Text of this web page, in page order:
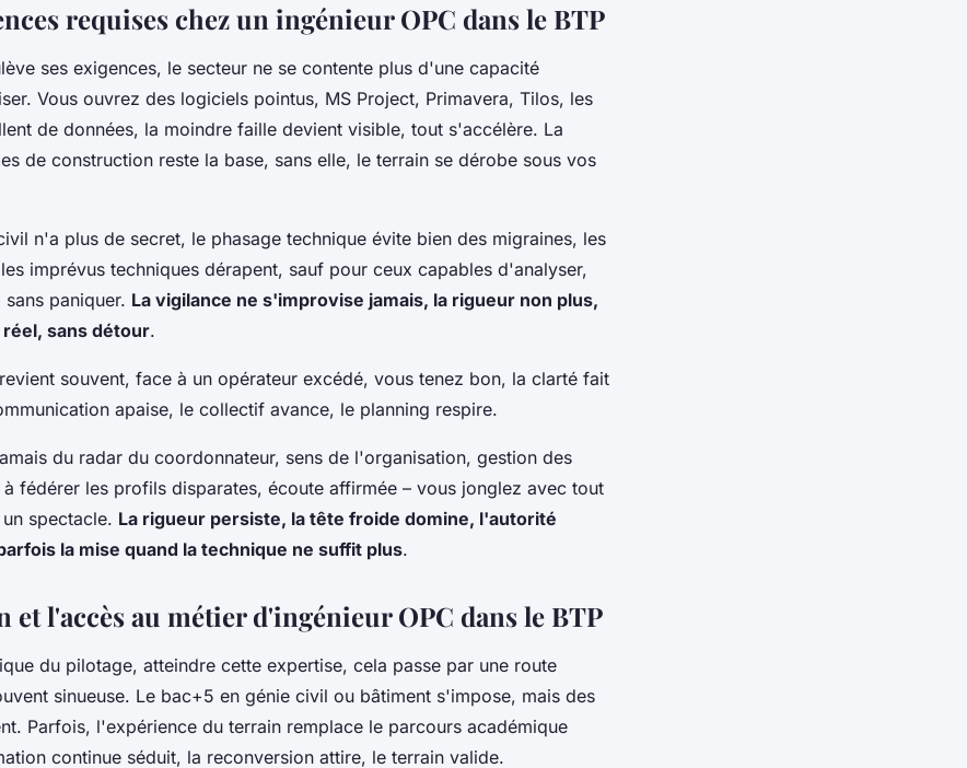
requises chez un ingénieur OPC dans le BTP
ses exigences, le secteur ne se contente plus d'une capacité
Vous ouvrez des logiciels pointus, MS Project, Primavera, Tilos, les
de données, la moindre faille devient visible, tout s'accélère. La
de construction reste la base, sans elle, le terrain se dérobe sous vos
n'a plus de secret, le phasage technique évite bien des migraines, les
imprévus techniques dérapent, sauf pour ceux capables d'analyser,
paniquer. La vigilance ne s'improvise jamais, la rigueur non plus,
sans détour.
souvent, face à un opérateur excédé, vous tenez bon, la clarté fait
apaise, le collectif avance, le planning respire.
du radar du coordonnateur, sens de l'organisation, gestion des
fédérer les profils disparates, écoute affirmée – vous jonglez avec tout
spectacle. La rigueur persiste, la tête froide domine, l'autorité
la mise quand la technique ne suffit plus.
et l'accès au métier d'ingénieur OPC dans le BTP
du pilotage, atteindre cette expertise, cela passe par une route
sinueuse. Le bac+5 en génie civil ou bâtiment s'impose, mais des
Parfois, l'expérience du terrain remplace le parcours académique
continue séduit, la reconversion attire, le terrain valide.